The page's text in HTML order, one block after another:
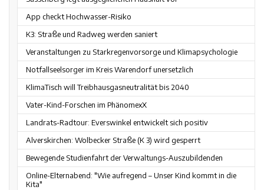
App checkt Hochwasser-Risiko
K3: Straße und Radweg werden saniert
Veranstaltungen zu Starkregenvorsorge und Klimapsychologie
Notfallseelsorger im Kreis Warendorf unersetzlich
KlimaTisch will Treibhausgasneutralität bis 2040
Vater-Kind-Forschen im PhänomexX
Landrats-Radtour: Everswinkel entwickelt sich positiv
Alverskirchen: Wolbecker Straße (K 3) wird gesperrt
Bewegende Studienfahrt der Verwaltungs-Auszubildenden
Online-Elternabend: "Wie aufregend – Unser Kind kommt in die
Kita"